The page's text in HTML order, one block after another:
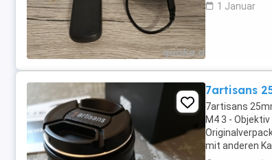
1 Januar
7artisans
7artisans
M4 3 -
mit anderen